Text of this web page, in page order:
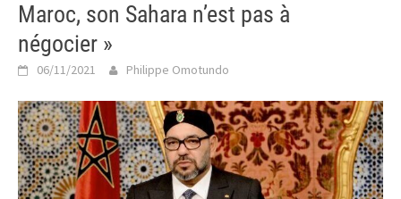
Maroc, son Sahara n’est pas à
négocier »
06/11/2021 Philippe Omotundo